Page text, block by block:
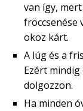
van így,
fröccsenése
okoz kárt.
A lúg és a
Ezért
dolgozzon.
Ha minden